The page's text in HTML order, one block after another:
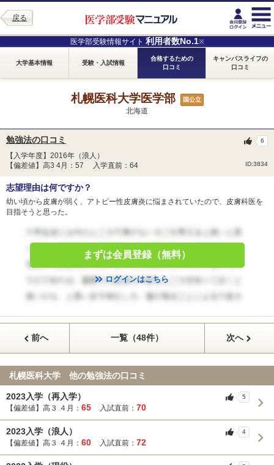
戻る
医学部受験情報サイト 利用者数No.1※
大学基本情報 受験・入試情報
合格するための
口コミ
キャンパスライフの
口コミ
札幌医科大学医学部 国公立
北海道
勉強法の口コミ
【入学年度】2016年（浪人）
【偏差値】高3 4月：57 入学直前：64
ID:3834
6
志望理由は何ですか？
幼い頃から皮膚が弱く、アトピー性皮膚炎に悩まされていたので、皮膚科医を
目指そうと思った。
まずは会員登録（無料）
ログインはこちら
前へ 一覧（48件） 次へ
札幌医科大学 他の勉強法の口コミ
2023入学（再入学）
【偏差値】高３ ４月： 65 入試直前： 70
5
2023入学（浪人）
【偏差値】高３ ４月： 60 入試直前： 72
4